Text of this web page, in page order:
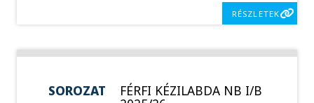
RÉSZLETEK
SOROZAT FÉRFI KÉZILABDA NB I/B